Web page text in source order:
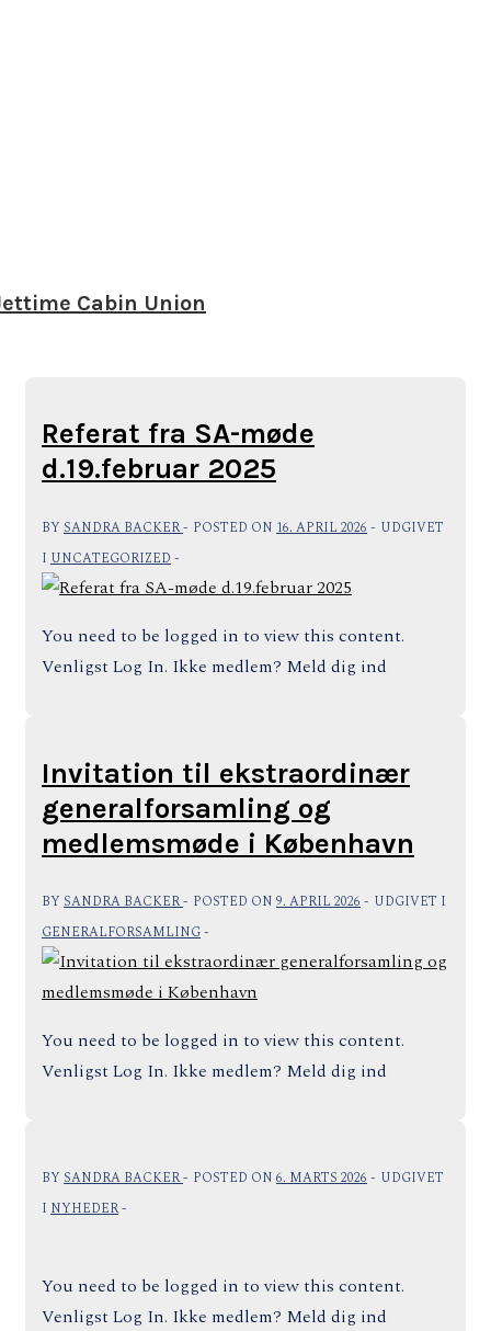
Cabin Union
Referat fra SA-møde
d.19.februar 2025
BY SANDRA BACKER POSTED ON 16. APRIL 2026
UDGIVET
I UNCATEGORIZED
You need to be logged in to view this content.
Venligst Log In. Ikke medlem? Meld dig ind
Invitation til ekstraordinær
generalforsamling og
medlemsmøde i København
BY SANDRA BACKER POSTED ON 9. APRIL 2026
UDGIVET I
GENERALFORSAMLING
You need to be logged in to view this content.
Venligst Log In. Ikke medlem? Meld dig ind
BY SANDRA BACKER POSTED ON 6. MARTS 2026
UDGIVET
I NYHEDER
You need to be logged in to view this content.
Venligst Log In. Ikke medlem? Meld dig ind